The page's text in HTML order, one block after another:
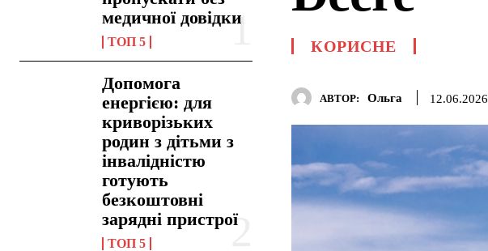
медичної довідки
ТОП 5
Допомога
енергією: для
криворізьких
родин з дітьми з
інвалідністю
готують
безкоштовні
зарядні пристрої
ТОП 5
КОРИСНЕ
АВТОР: Ольга 12.06.2026